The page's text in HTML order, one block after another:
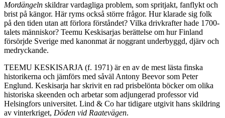
Mordängeln skildrar vardagliga problem, som spritjakt, fanflykt och
brist på kängor. Här ryms också större frågor. Hur klarade sig folk
på den tiden utan att förlora förståndet? Vilka drivkrafter hade 1700-
talets människor? Teemu Keskisarjas berättelse om hur Finland
försörjde Sverige med kanonmat är noggrant underbyggd, djärv och
medryckande.
TEEMU KESKISARJA (f. 1971) är en av de mest lästa finska
historikerna och jämförs med såväl Antony Beevor som Peter
Englund. Keskisarja har skrivit en rad prisbelönta böcker om olika
historiska skeenden och arbetar som adjungerad professor vid
Helsingfors universitet. Lind & Co har tidigare utgivit hans skildring
av vinterkriget, Döden vid Raatevägen.